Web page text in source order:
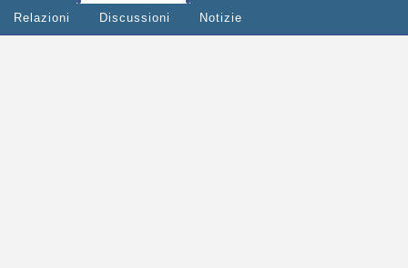
Relazioni Discussioni Notizie